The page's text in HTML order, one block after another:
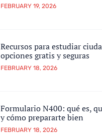
FEBRUARY 19, 2026
Recursos para estudiar
opciones gratis y seguras
FEBRUARY 18, 2026
Formulario N400: qué es,
y cómo prepararte bien
FEBRUARY 18, 2026